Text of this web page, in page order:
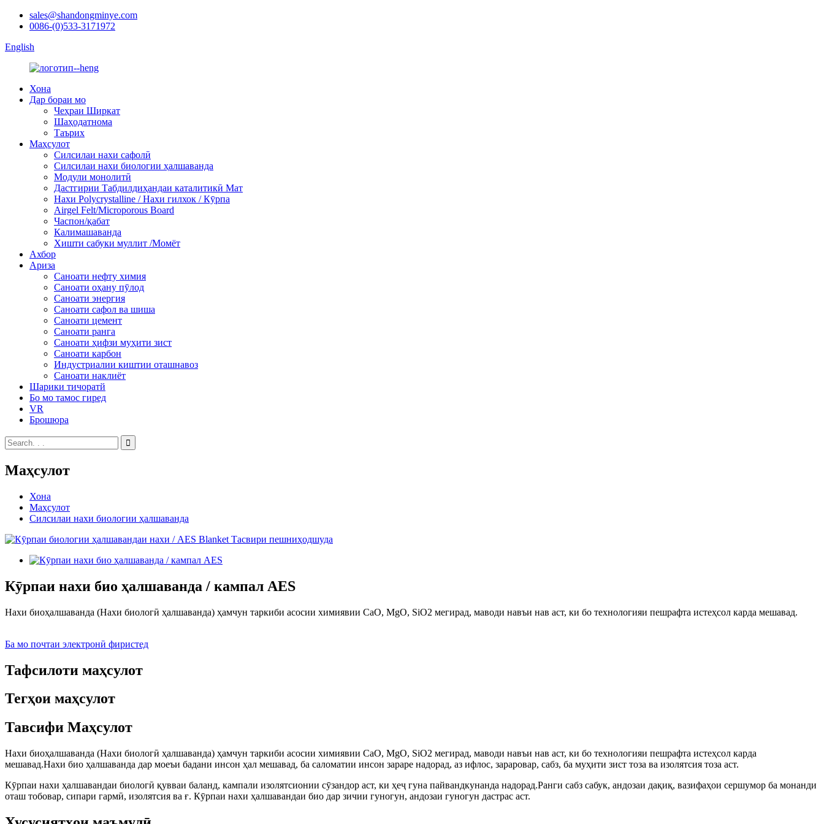
sales@shandongminye.com
0086-(0)533-3171972
English
Хона
Дар бораи мо
Чеҳраи Ширкат
Шаҳодатнома
Таърих
Маҳсулот
Силсилаи нахи сафолӣ
Силсилаи нахи биологии ҳалшаванда
Модули монолитӣ
Дастгирии Табдилдиҳандаи каталитикӣ Мат
Нахи Polycrystalline / Нахи гилхок / Кӯрпа
Airgel Felt/Microporous Board
Часпон/қабат
Калимашаванда
Хишти сабуки муллит /Момёт
Ахбор
Ариза
Саноати нефту химия
Саноати оҳану пӯлод
Саноати энергия
Саноати сафол ва шиша
Саноати цемент
Саноати ранга
Саноати ҳифзи муҳити зист
Саноати карбон
Индустриалии киштии оташнавоз
Саноати наклиёт
Шарики тичоратй
Бо мо тамос гиред
VR
Брошюра
Маҳсулот
Хона
Маҳсулот
Силсилаи нахи биологии ҳалшаванда
Кӯрпаи нахи био ҳалшаванда / кампал AES
Нахи биоҳалшаванда (Нахи биологӣ ҳалшаванда) ҳамчун таркиби асосии химиявии CaO, MgO, SiO2 мегирад, маводи навъи нав аст, ки бо технологияи пешрафта истеҳсол карда мешавад.
Ба мо почтаи электронӣ фиристед
Тафсилоти маҳсулот
Тегҳои маҳсулот
Тавсифи Маҳсулот
Нахи биоҳалшаванда (Нахи биологӣ ҳалшаванда) ҳамчун таркиби асосии химиявии CaO, MgO, SiO2 мегирад, маводи навъи нав аст, ки бо технологияи пешрафта истеҳсол карда
мешавад.Нахи био ҳалшаванда дар моеъи бадани инсон ҳал мешавад, ба саломатии инсон зараре надорад, аз ифлос, зараровар, сабз, ба муҳити зист тоза ва изолятсия тоза аст.
Кӯрпаи нахи ҳалшавандаи биологӣ қувваи баланд, кампали изолятсионии сӯзандор аст, ки ҳеҷ гуна пайвандкунанда надорад.Ранги сабз сабук, андозаи дақиқ, вазифаҳои сершумор ба монанди
оташ тобовар, сипари гармӣ, изолятсия ва ғ. Кӯрпаи нахи ҳалшавандаи био дар зичии гуногун, андозаи гуногун дастрас аст.